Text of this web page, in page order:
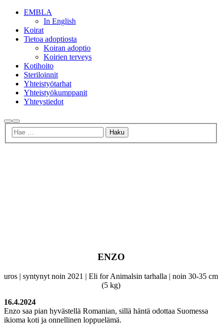
EMBLA
In English
Koirat
Tietoa adoptiosta
Koiran adoptio
Koirien terveys
Kotihoito
Steriloinnit
Yhteistyötarhat
Yhteistyökumppanit
Yhteystiedot
HakuPäävalikko
ENZO
uros | syntynyt noin 2021 | Eli for Animalsin tarhalla | noin 30-35 cm
(5 kg)
16.4.2024
Enzo saa pian hyvästellä Romanian, sillä häntä odottaa Suomessa
ikioma koti ja onnellinen loppuelämä.